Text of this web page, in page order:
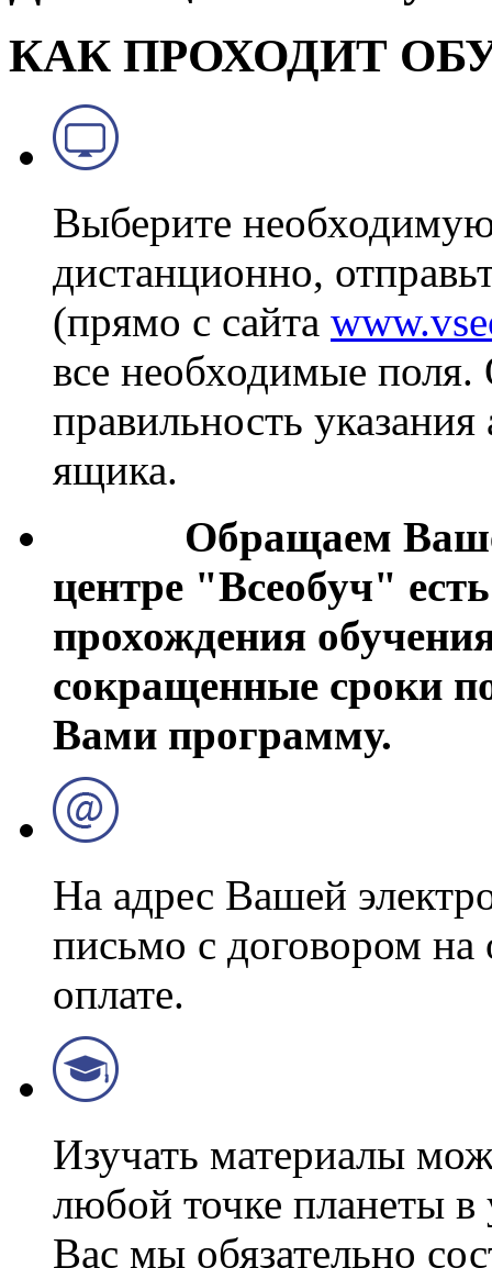
КАК ПРОХОДИТ
Выберите
дистанционно,
(прямо с сайта
все необходимые
правильность
ящика.
Обращаем Ваше
центре "Всеобуч"
прохождения
сокращенные сроки
Вами программу.
На адрес Вашей
письмо с договором
оплате.
Изучать материалы
любой точке планеты
Вас мы обязательно